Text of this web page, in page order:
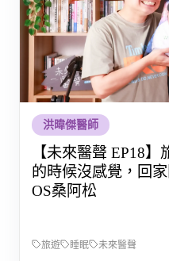
洪暐傑醫師
【未來醫聲 EP18
的時候沒感覺，回
OS桑阿松
旅遊 睡眠 未來醫聲